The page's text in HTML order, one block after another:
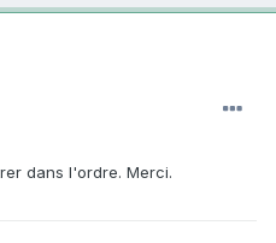
dans l'ordre. Merci.